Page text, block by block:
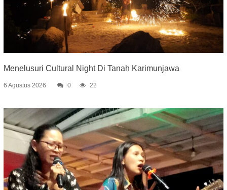
Menelusuri Cultural Night Di Tanah Karimunjawa
6 Agustus 2026 0 22